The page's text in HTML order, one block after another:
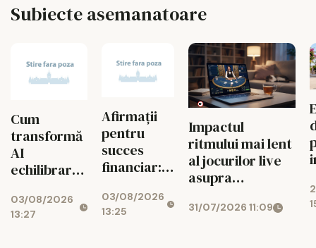
Subiecte asemanatoare
Cum
transformă
AI
echilibrarea
noroc
03/08/2026
13:27
Afirmații
pentru
succes
financiar:
atragi banii
zilnic
03/08/2026
13:25
Impactul
ritmului mai lent
al jocurilor live
asupra
bugetului la
31/07/2026 11:09